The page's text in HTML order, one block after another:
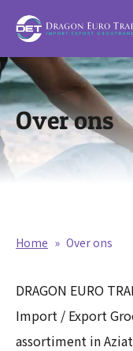
Over ons
Home » Over ons
DRAGON EURO
Import / Export
assortiment in